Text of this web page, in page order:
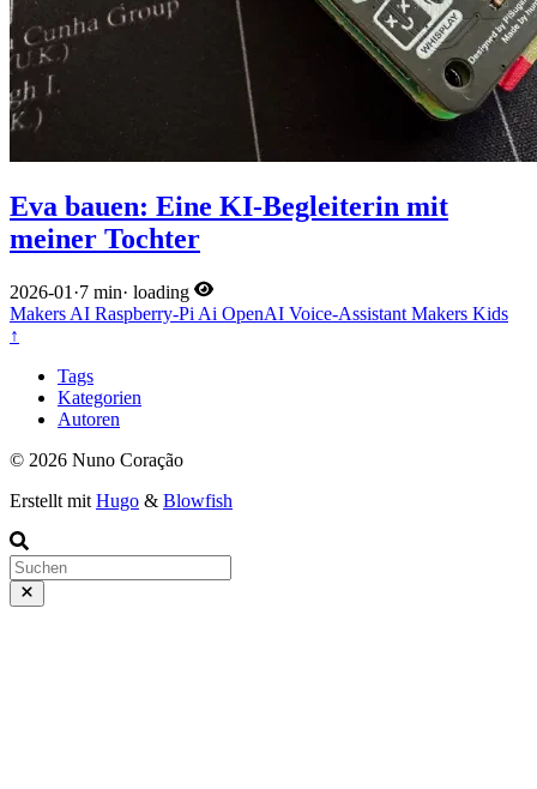
Eva bauen: Eine KI-Begleiterin mit
meiner Tochter
2026-01 ·7 min· loading
Makers AI Raspberry-Pi Ai OpenAI Voice-Assistant Makers Kids
↑
Tags
Kategorien
Autoren
© 2026 Nuno Coração
Erstellt mit Hugo & Blowfish